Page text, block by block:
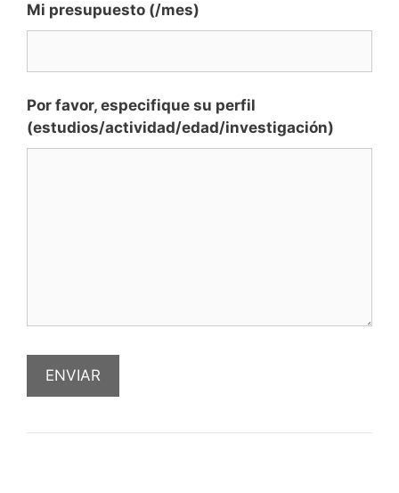
Mi presupuesto (/mes)
Por favor, especifique su perfil
(estudios/actividad/edad/investigación)